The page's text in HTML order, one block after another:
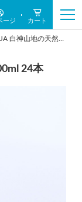
ージ カート
From AQUA 白神山地の天然水 300ml 24本
24本